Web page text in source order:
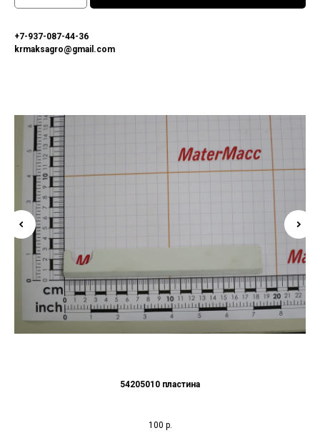
+7-937-087-44-36
krmaksagro@gmail.com
54205010 пластина
100 р.